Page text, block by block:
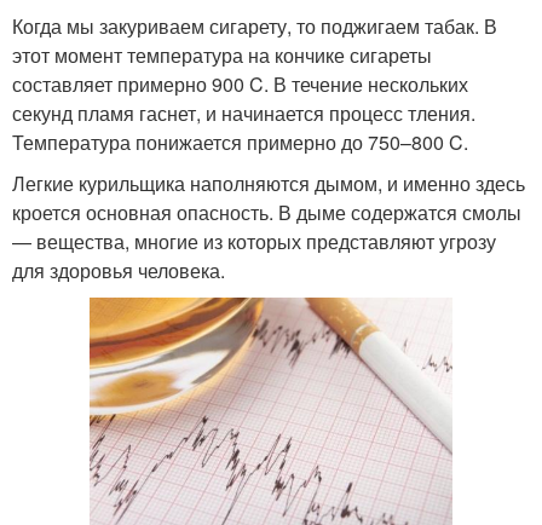
Когда мы закуриваем сигарету, то поджигаем табак. В
этот момент температура на кончике сигареты
составляет примерно 900 C. В течение нескольких
секунд пламя гаснет, и начинается процесс тления.
Температура понижается примерно до 750–800 C.
Легкие курильщика наполняются дымом, и именно здесь
кроется основная опасность. В дыме содержатся смолы
— вещества, многие из которых представляют угрозу
для здоровья человека.